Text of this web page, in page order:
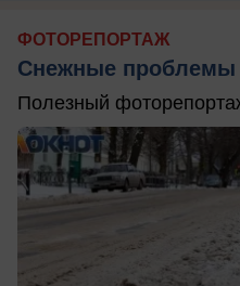
ФОТОРЕПОРТАЖ
Снежные проблемы
Полезный